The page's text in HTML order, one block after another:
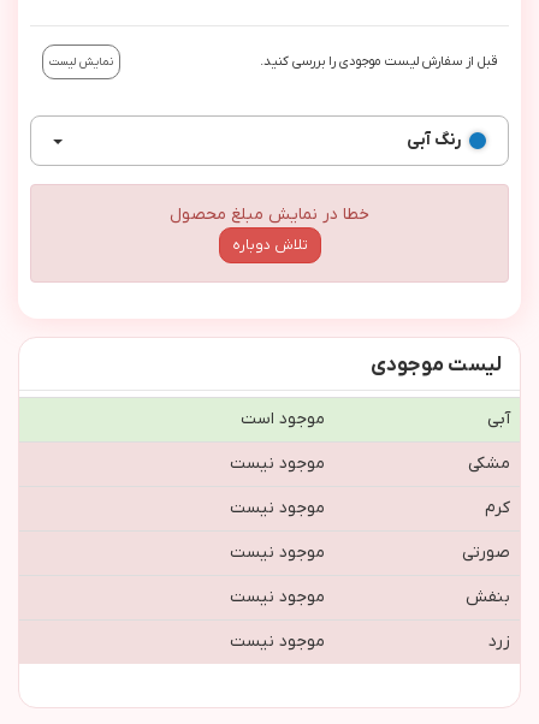
قبل از سفارش لیست موجودی را بررسی کنید. نمایش لیست
رنگ آبی
خطا در نمایش مبلغ محصول
تلاش دوباره
لیست موجودی
آبی
موجود است
مشکی
موجود نیست
کرم
موجود نیست
صورتی
موجود نیست
بنفش
موجود نیست
زرد
موجود نیست